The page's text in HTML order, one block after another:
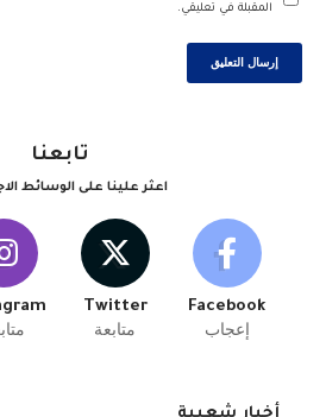
المقبلة في تعليقي.
تابعنا
اعثر علينا على الوسائط
Facebook
إعجاب
Twitter
متابعة